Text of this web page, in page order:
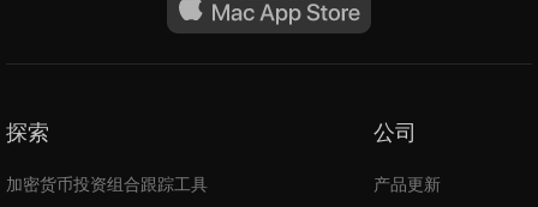
探索
加密货币投资组合跟踪工具
公司
产品更新